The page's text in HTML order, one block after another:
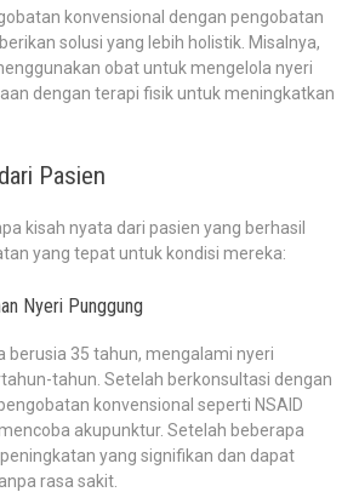
konvensional dengan pengobatan
solusi yang lebih holistik. Misalnya,
obat untuk mengelola nyeri
dengan terapi fisik untuk meningkatkan
Pasien
kisah nyata dari pasien yang berhasil
yang tepat untuk kondisi mereka:
Nyeri Punggung
berusia 35 tahun, mengalami nyeri
tahun. Setelah berkonsultasi dengan
konvensional seperti NSAID
akupunktur. Setelah beberapa
yang signifikan dan dapat
rasa sakit.